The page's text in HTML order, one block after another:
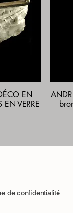
EN
EN VERRE
de confidentialité